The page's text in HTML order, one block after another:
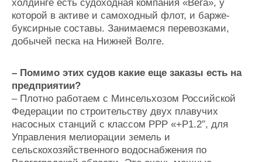
холдинге есть судоходная компания «Вега», у
которой в активе и самоходный флот, и барже-
буксирные составы. Занимаемся перевозками,
добычей песка на Нижней Волге.
– Помимо этих судов какие еще заказы есть на
предприятии?
– Плотно работаем с Минсельхозом Российской
Федерации по строительству двух плавучих
насосных станций с классом РРР «+Р1.2″, для
Управления мелиорации земель и
сельскохозяйственного водоснабжения по